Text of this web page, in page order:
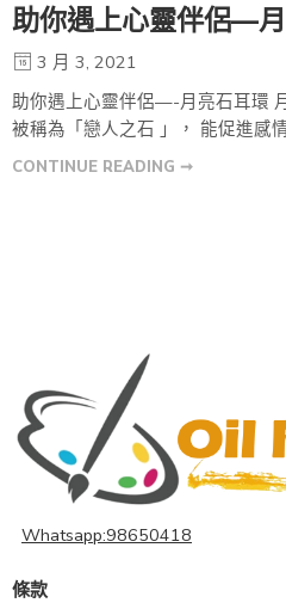
助你遇上心靈伴侶—
3 月 3, 2021
助你遇上心靈伴侶—-月亮石耳環
被稱為「戀人之石 」， 能促進感
CONTINUE READING ➞
Whatsapp:98650418
條款